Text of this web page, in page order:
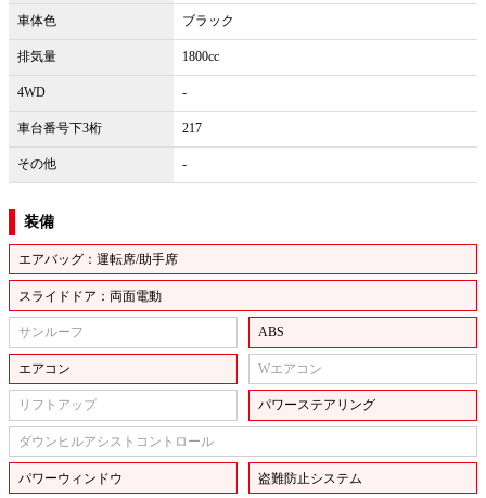
車体色 ブラック
排気量 1800cc
4WD -
車台番号下3桁 217
その他 -
装備
エアバッグ：運転席/助手席
スライドドア：両面電動
サンルーフ ABS
エアコン Wエアコン
リフトアップ パワーステアリング
ダウンヒルアシストコントロール
パワーウィンドウ 盗難防止システム